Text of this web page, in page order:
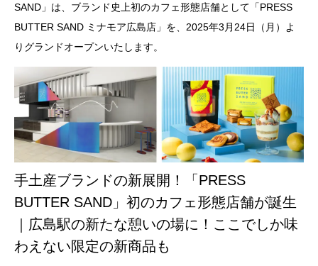
SAND」は、ブランド史上初のカフェ形態店舗として「PRESS
BUTTER SAND ミナモア広島店」を、2025年3月24日（月）よ
りグランドオープンいたします。
手土産ブランドの新展開！「PRESS
BUTTER SAND」初のカフェ形態店舗が誕生
｜広島駅の新たな憩いの場に！ここでしか味
わえない限定の新商品も